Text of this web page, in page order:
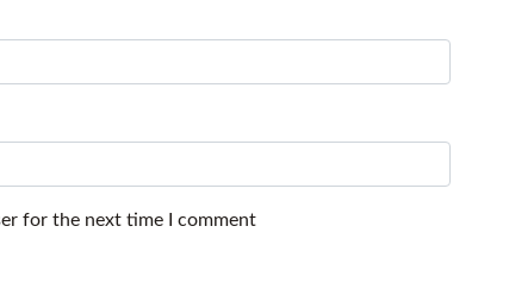
for the next time I comment